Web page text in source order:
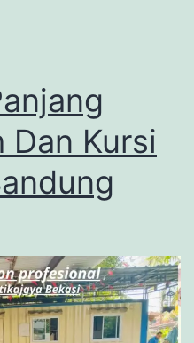
Kursi